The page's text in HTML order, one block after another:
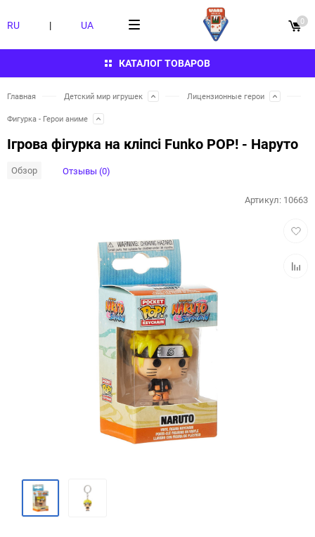
КАТАЛОГ ТОВАРОВ
RU | UA 0
Главная Детский мир игрушек Лицензионные герои
Фигурка - Герои аниме
Ігрова фігурка на кліпсі Funko POP! - Наруто
Обзор Отзывы (0)
Артикул: 10663